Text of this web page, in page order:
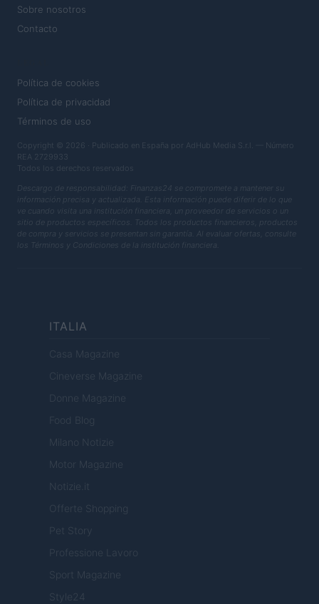
Sobre nosotros
Contacto
Política de cookies
Política de privacidad
Términos de uso
Copyright © 2026 · Publicado en España por AdHub Media S.r.l. — Número
REA 2729933
Todos los derechos reservados
Descargo de responsabilidad: Finanzas24 se compromete a mantener su
información precisa y actualizada. Esta información puede diferir de lo que
ve cuando visita una institución financiera, un proveedor de servicios o un
sitio de productos específicos. Todos los productos financieros, productos
de compra y servicios se presentan sin garantía. Al evaluar ofertas, consulte
los Términos y Condiciones de la institución financiera.
ITALIA
Casa Magazine
Cineverse Magazine
Donne Magazine
Food Blog
Milano Notizie
Motor Magazine
Notizie.it
Offerte Shopping
Pet Story
Professione Lavoro
Sport Magazine
Style24